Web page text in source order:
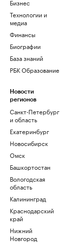
Бизнес
Технологии и
медиа
Финансы
Биографии
База знаний
РБК Образование
Новости
регионов
Санкт-Петербург
и область
Екатеринбург
Новосибирск
Омск
Башкортостан
Вологодская
область
Калининград
Краснодарский
край
Нижний
Новгород